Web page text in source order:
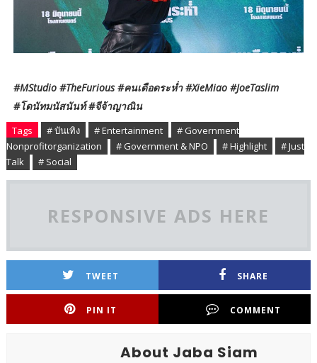
#MStudio #TheFurious #คนเดือดระห่ำ #XieMiao #JoeTaslim
#โดนัทมนัสนันท์ #จีจ้าญาณิน
Tags # บันเทิง # Entertainment
# Government
Nonprofitorganization
# Government & NPO # Highlight
# Just
Talk
# Social
RESPONSIVE ADS HERE
TWEET SHARE
PIN IT COMMENT
About Jaba Siam